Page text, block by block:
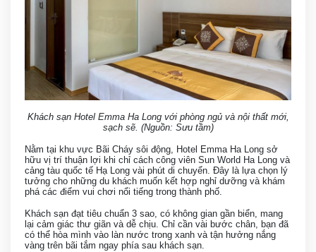
Khách sạn Hotel Emma Ha Long với phòng ngủ và nội thất mới,
sạch sẽ. (Nguồn: Sưu tầm)
Nằm tại khu vực Bãi Cháy sôi động, Hotel Emma Ha Long sở
hữu vị trí thuận lợi khi chỉ cách công viên Sun World Ha Long và
cảng tàu quốc tế Hạ Long vài phút di chuyển. Đây là lựa chọn lý
tưởng cho những du khách muốn kết hợp nghỉ dưỡng và khám
phá các điểm vui chơi nổi tiếng trong thành phố.
Khách sạn đạt tiêu chuẩn 3 sao, có không gian gần biển, mang
lại cảm giác thư giãn và dễ chịu. Chỉ cần vài bước chân, bạn đã
có thể hòa mình vào làn nước trong xanh và tận hưởng nắng
vàng trên bãi tắm ngay phía sau khách sạn.